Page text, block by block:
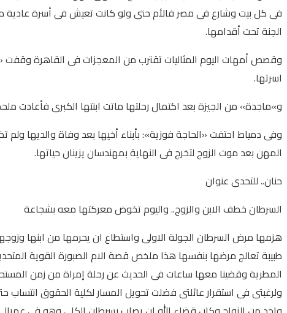
فى كل بيت وشارع فى مصر فالأم حتى ولو كانت تعيش فى أسرة عادية مع
الجنة تحت أقدامها.
وقصص أمهات اليوم المثاليات تقترب من المعجزات فى القاهرة وقفت
اسرتها.
و»ماجدة» من الجيزة بعد اكتمال رحلتها ماتت ابنتها الكبرى فأعادت
وفى دمياط احتفت «الحاجة فوزية»: بأبناء أخيها بعد وفاة والديها
المهن بعد موت الزوج لتخرج فى النهاية بمهندسان يزينان حياتها.
حنان.. للتحدى عنوان
السرطان خطف الابن والزوج.. واليوم تخوض معركتها معه بشجاعة
هزمها مرض السرطان الجولة الاولى واستطاع ان يحرمها من ابنها
طبيبة تعالج مرضها بنفسها هذا ملخص قصة الام الصبورة القوية
ولرغبتى فى استقرار عائلتى فضلت تحويل المسار لكلية الحقوق